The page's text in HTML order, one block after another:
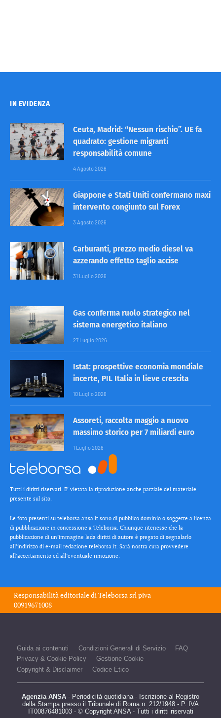
IN EVIDENZA
Ceuta, Madrid: “Nessun rischio”. UE fa
quadrato: gestione migranti
responsabilità comune
4 Agosto 2026
Giappone e Stati Uniti confermano maxi
intervento congiunto sul Forex
3 Agosto 2026
Carburanti, prezzo medio diesel va
azzerando effetto taglio accise
31 Luglio 2026
Gas conferma ruolo strategico nel
sistema energetico italiano
27 Luglio 2026
Istat: prospettive economia mondiale
incerte, PIL Italia in lieve crescita
10 Luglio 2026
Assoreti, raccolta maggio a nuovo
massimo storico per 7 miliardi euro
1 Luglio 2026
Tutti i diritti riservati. E’ vietata la riproduzione anche parziale del materiale
presente sul sito.
Le foto presenti su teleborsa.ansa.it sono di pubblico dominio o soggette a licenza
di pubblicazione in concessione a Teleborsa. Chiunque ritenesse che la
pubblicazione di un’immagine leda diritti di autore è pregato di segnalarlo
all’indirizzo di e-mail redazione teleborsa.it. Sarà nostra cura provvedere
all’accertamento ed all’eventuale rimozione.
Responsabilità editoriale diTeleborsa srl piva
00919671008
Guida ai contenuti Condizioni Generali di Servizio
FAQ
Privacy & Cookie Policy
Gestione Cookie
Copyright & Disclaimer
Codice Etico
Agenzia ANSA - Periodicità quotidiana - Iscrizione al Registro
della Stampa presso il Tribunale di Roma n. 212/1948 - P. IVA
IT00876481003 - © Copyright ANSA - Tutti i diritti riservati